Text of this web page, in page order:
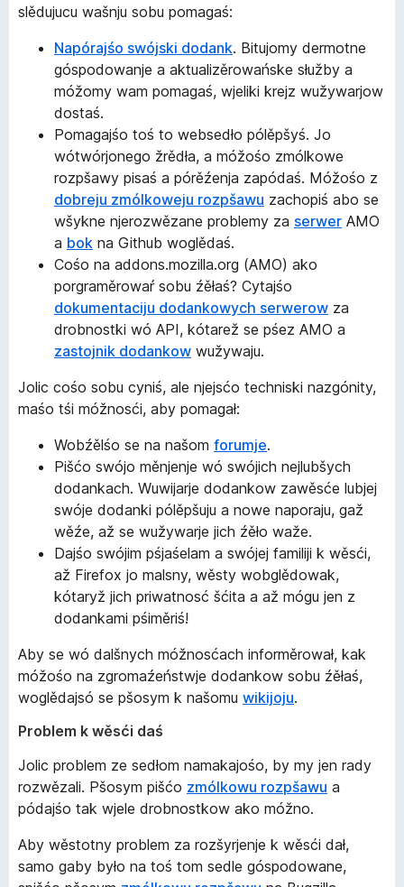
slědujucu wašnju sobu pomagaś:
Napórajśo swójski dodank. Bitujomy dermotne
góspodowanje a aktualizěrowańske słužby a
móžomy wam pomagaś, wjeliki krejz wužywarjow
dostaś.
Pomagajśo toś to websedło pólěpšyś. Jo
wótwórjonego žrědła, a móžośo zmólkowe
rozpšawy pisaś a pórěźenja zapódaś. Móžośo z
dobreju zmólkoweju rozpšawu zachopiś abo se
wšykne njerozwězane problemy za serwer AMO
a bok na Github woglědaś.
Cośo na addons.mozilla.org (AMO) ako
porgraměrowaŕ sobu źěłaś? Cytajśo
dokumentaciju dodankowych serwerow za
drobnostki wó API, kótarež se pśez AMO a
zastojnik dodankow wužywaju.
Jolic cośo sobu cyniś, ale njejsćo techniski nazgónity,
maśo tśi móžnosći, aby pomagał:
Wobźělśo se na našom forumje.
Pišćo swójo měnjenje wó swójich nejlubšych
dodankach. Wuwijarje dodankow zawěsće lubjej
swóje dodanki pólěpšuju a nowe naporaju, gaž
wěźe, až se wužywarje jich źěło waže.
Dajśo swójim pśjaśelam a swójej familiji k wěsći,
až Firefox jo malsny, wěsty wobglědowak,
kótaryž jich priwatnosć šćita a až mógu jen z
dodankami pśiměriś!
Aby se wó dalšnych móžnosćach informěrował, kak
móžośo na zgromaźeństwje dodankow sobu źěłaś,
woglědajsó se pšosym k našomu wikijoju.
Problem k wěsći daś
Jolic problem ze sedłom namakajośo, by my jen rady
rozwězali. Pšosym pišćo zmólkowu rozpšawu a
pódajśo tak wjele drobnostkow ako móžno.
Aby wěstotny problem za rozšyrjenje k wěsći dał,
samo gaby było na toś tom sedle góspodowane,